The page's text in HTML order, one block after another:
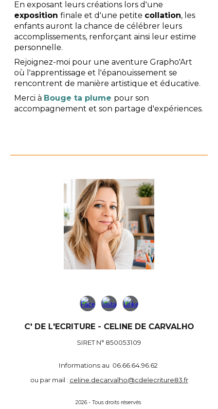
En exposant leurs créations lors d'une
expositionfinale et d'une petite collation, les
enfants auront la chance de célébrer leurs
accomplissements, renforçant ainsi leur estime
personnelle.
Rejoignez-moi pour une aventure Grapho'Art
où l'apprentissage et l'épanouissement se
rencontrent de manière artistique et éducative.
Merci à Bouge ta plume pour son
accompagnement et son partage d'expériences.
C' DE L'ECRITURE - CELINE DE CARVALHO
SIRET N° 850053109
Informations au 06.66.64.96.62
ou par mail : celine.decarvalho@cdelecriture83.fr
2026 - Tous droits réservés